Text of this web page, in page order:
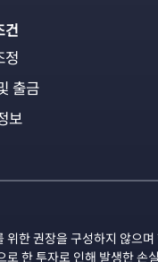
건
정
출금
보
한 권장을 구성하지 않으
한 투자로 인해 발생한 손